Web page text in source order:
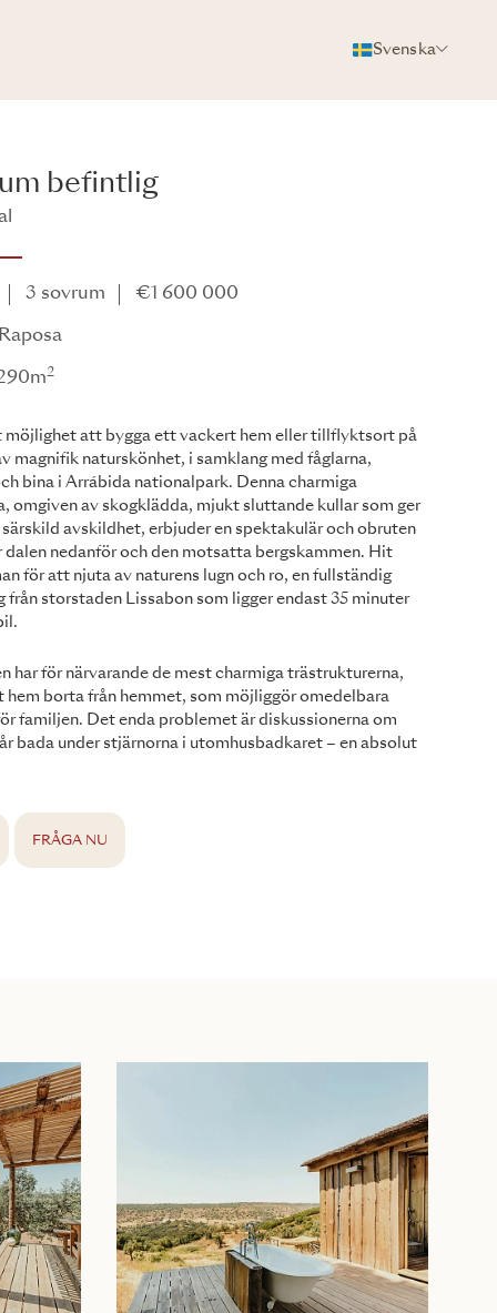
Svenska
befintlig
3 sovrum €1 600 000
2
möjlighet att bygga ett vackert hem eller tillflyktsort på
magnifik naturskönhet, i samklang med fåglarna,
bina i Arrábida nationalpark. Denna charmiga
omgiven av skogklädda, mjukt sluttande kullar som ger
särskild avskildhet, erbjuder en spektakulär och obruten
dalen nedanför och den motsatta bergskammen. Hit
för att njuta av naturens lugn och ro, en fullständig
från storstaden Lissabon som ligger endast 35 minuter
har för närvarande de mest charmiga trästrukturerna,
borta från hemmet, som möjliggör omedelbara
familjen. Det enda problemet är diskussionerna om
bada under stjärnorna i utomhusbadkaret – en absolut
FRÅGA NU